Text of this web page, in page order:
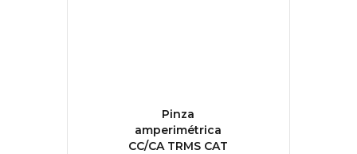
Pinza
amperimétrica
CC/CA TRMS CAT